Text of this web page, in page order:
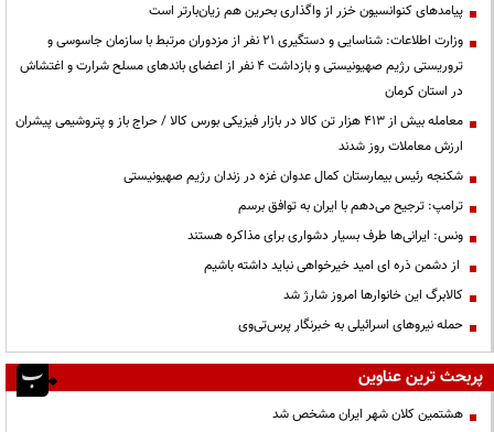
پیامدهای کنوانسیون خزر از واگذاری بحرین هم زیان‌بارتر است
وزارت اطلاعات: شناسایی و دستگیری ۲۱ نفر از مزدوران مرتبط با سازمان جاسوسی و
تروریستی رژیم صهیونیستی و بازداشت ۴ نفر از اعضای باندهای مسلح شرارت و اغتشاش
در استان کرمان
معامله بیش از ۴۱۳ هزار تن کالا در بازار فیزیکی بورس کالا / حراج باز و پتروشیمی پیشران
ارزش معاملات روز شدند
شکنجه رئیس بیمارستان کمال عدوان غزه در زندان رژیم صهیونیستی
ترامپ: ترجیح می‌دهم با ایران به توافق برسم
ونس: ایرانی‌ها طرف بسیار دشواری برای مذاکره هستند
از دشمن ذره ای امید خیرخواهی نباید داشته باشیم
کالابرگ این خانوارها امروز شارژ شد
حمله نیروهای اسرائیلی به خبرنگار پرس‌تی‌وی
پربحث ترین عناوین
هشتمین کلان شهر ایران مشخص شد